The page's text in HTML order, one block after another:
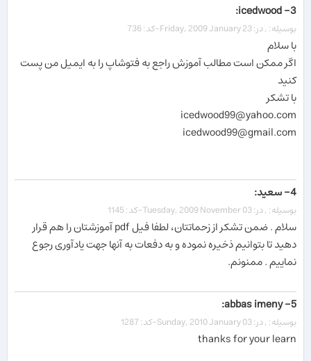
3- icedwood:
بوسیله: , در: Friday, 2009 January 23-کد: 736
با سلام
اگر ممکن است مطالب آموزش راجع به فتوشاپ را به ایمیل من پست
کنید
با تشکر
icedwood99@yahoo.com
icedwood99@gmail.com
4- سعید:
بوسیله: , در: Tuesday, 2009 November 03-کد: 1145
سلام . ضمن تشکر از زحماتتان، لطفا فیل pdf آموزشتان را هم قرار
دهید تا بتوانیم ذخیره نموده و به دفعات به آنها جهت یادآوری رجوع
نماییم . ممنونم.
5- abbas imeny:
بوسیله: , در: Sunday, 2010 January 03-کد: 1287
thanks for your learn